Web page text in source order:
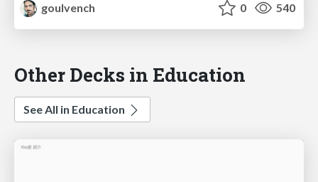
goulvench
0 540
Other Decks in Education
See All in Education